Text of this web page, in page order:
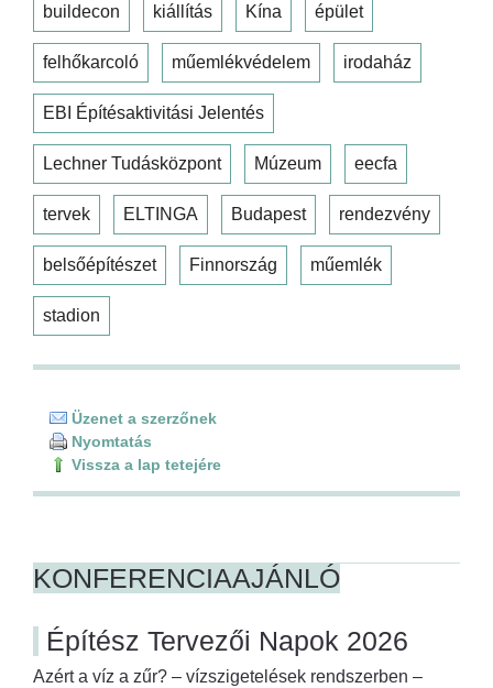
buildecon kiállítás Kína épület
felhőkarcoló műemlékvédelem irodaház
EBI Építésaktivitási Jelentés
Lechner Tudásközpont Múzeum eecfa
tervek ELTINGA Budapest rendezvény
belsőépítészet Finnország műemlék
stadion
Üzenet a szerzőnek
Nyomtatás
Vissza a lap tetejére
KONFERENCIAAJÁNLÓ
Építész Tervezői Napok 2026
Azért a víz a zűr? – vízszigetelések rendszerben –